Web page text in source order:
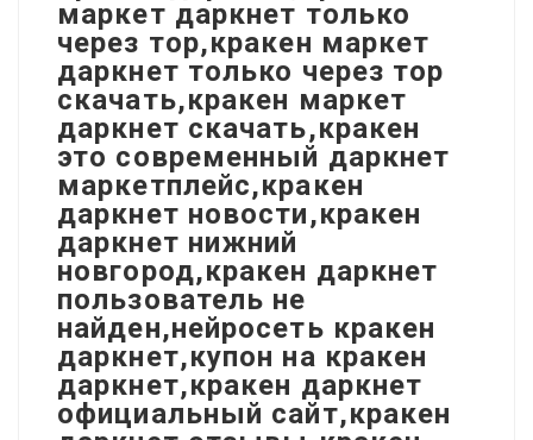
маркет даркнет только
через тор,кракен маркет
даркнет только через тор
скачать,кракен маркет
даркнет скачать,кракен
это современный даркнет
маркетплейс,кракен
даркнет новости,кракен
даркнет нижний
новгород,кракен даркнет
пользователь не
найден,нейросеть кракен
даркнет,купон на кракен
даркнет,кракен даркнет
официальный сайт,кракен